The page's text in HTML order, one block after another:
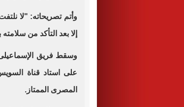
وأتم تصريحاته: "لا
إلا بعد التأكد من
وسقط فريق الإسماعيلى
على استاد قناة
المصرى الممتاز.